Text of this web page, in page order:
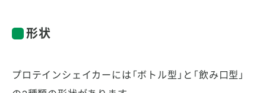
形状
プロテインシェイカーには「ボトル型」と「飲み口型」